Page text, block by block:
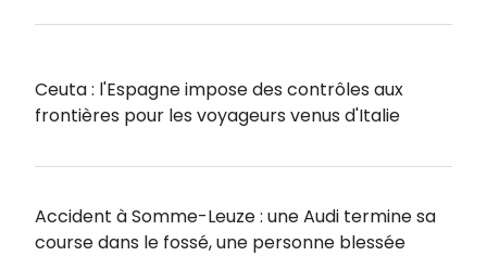
Ceuta : l'Espagne impose des contrôles aux
frontières pour les voyageurs venus d'Italie
Accident à Somme-Leuze : une Audi termine sa
course dans le fossé, une personne blessée